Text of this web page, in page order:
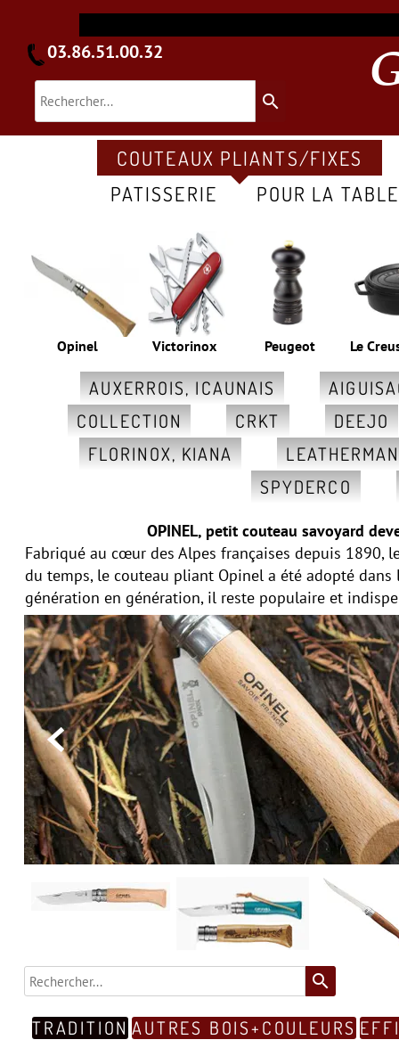
search
AUXERROIS, ICAUNAIS
COLLECTION
CRKT
DEEJO
FLORINOX, KIANA
LEATHERMAN
SPYDERCO
Peugeot Le
Victorinox
Opinel
COUTEAUX PLIANTS/FIXES
PATISSERIE
POUR LA TABLE
03.86.51.00.32
OPINEL, petit couteau savoyard
Fabriqué au cœur des Alpes françaises depuis 1890,
du temps, le couteau pliant Opinel a été adopté
génération en génération, il reste populaire et

search
TRADITION AUTRES BOIS+COULEURS